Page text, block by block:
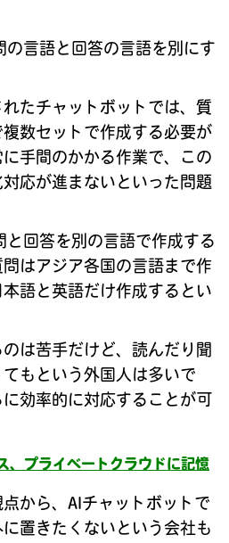
の言語と回答の言語を別にす
たチャットボットでは、質
数セットで作成する必要が
手間のかかる作業で、この
応が進まないといった問題
と回答を別の言語で作成する
はアジア各国の言語まで作
語と英語だけ作成するとい
は苦手だけど、読んだり聞
もという外国人は多いで
効率的に対応することが可
、プライベートクラウドに記憶
から、AIチャットボットで
置きたくないという会社も